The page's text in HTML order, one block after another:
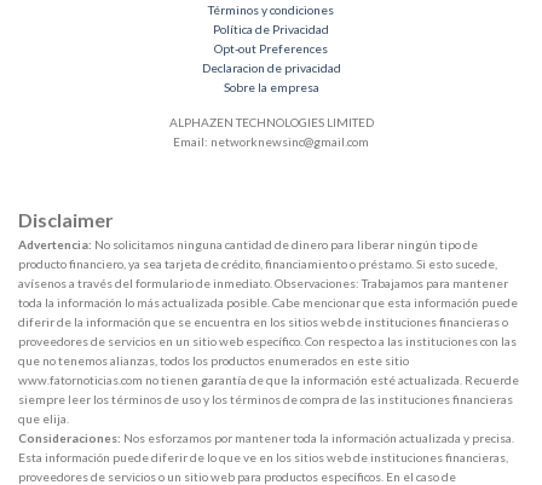
Términos y condiciones
Política de Privacidad
Opt-out Preferences
Declaracion de privacidad
Sobre la empresa
ALPHAZEN TECHNOLOGIES LIMITED
Email: networknewsinc@gmail.com
Disclaimer
Advertencia: No solicitamos ninguna cantidad de dinero para liberar ningún tipo de
producto financiero, ya sea tarjeta de crédito, financiamiento o préstamo. Si esto sucede,
avísenos a través del formulario de inmediato. Observaciones: Trabajamos para mantener
toda la información lo más actualizada posible. Cabe mencionar que esta información puede
diferir de la información que se encuentra en los sitios web de instituciones financieras o
proveedores de servicios en un sitio web específico. Con respecto a las instituciones con las
que no tenemos alianzas, todos los productos enumerados en este sitio
www.fatornoticias.com no tienen garantía de que la información esté actualizada. Recuerde
siempre leer los términos de uso y los términos de compra de las instituciones financieras
que elija.
Consideraciones: Nos esforzamos por mantener toda la información actualizada y precisa.
Esta información puede diferir de lo que ve en los sitios web de instituciones financieras,
proveedores de servicios o un sitio web para productos específicos. En el caso de